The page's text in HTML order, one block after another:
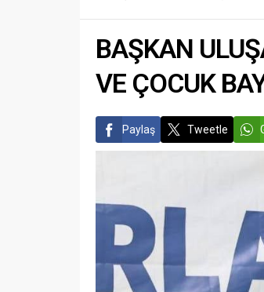
BAŞKAN
VE ÇOCUK
Paylaş Tweetle